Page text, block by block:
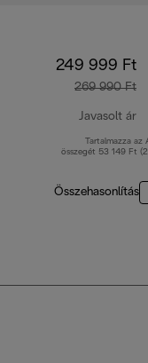
249 999 Ft
269 990 Ft
Javasolt ár
Tartalmazza az
összegét 53 149 Ft
Összehasonlítás